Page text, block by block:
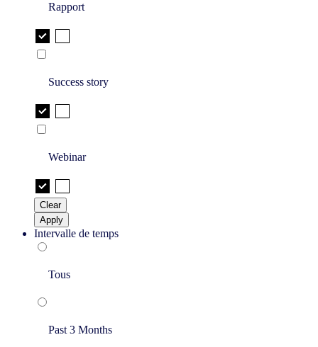
Rapport
Success story
Webinar
Clear
Apply
Intervalle de temps
Tous
Past 3 Months